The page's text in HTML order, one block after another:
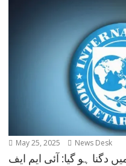
May 25, 2025 News Desk